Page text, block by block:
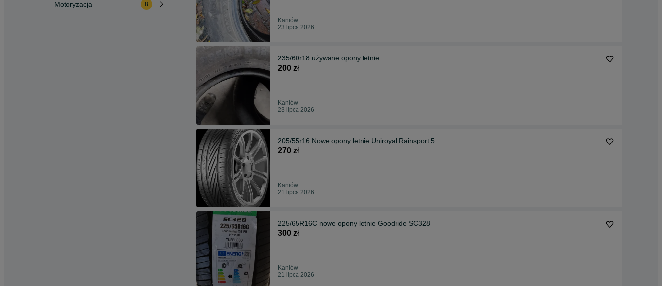
Motoryzacja 8
Kaniów
23 lipca 2026
235/60r18 używane opony letnie
200 zł
Kaniów
23 lipca 2026
205/55r16 Nowe opony letnie Uniroyal Rainsport 5
270 zł
Kaniów
21 lipca 2026
225/65R16C nowe opony letnie Goodride SC328
300 zł
Kaniów
21 lipca 2026